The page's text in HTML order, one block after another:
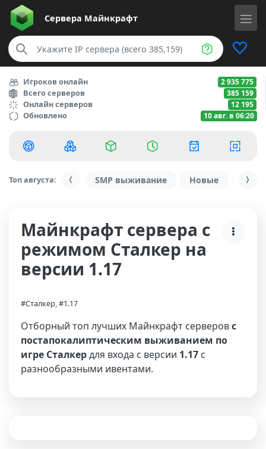
Сервера Майнкрафт
Игроков онлайн 2 935 775
Всего серверов 385 159
Онлайн серверов 12 195
Обновлено 10 авг. в 06:20
Топ августа: SMP выживание Новые С
Майнкрафт сервера с
режимом Сталкер на
версии 1.17
#Сталкер, #1.17
Отборный топ лучших Майнкрафт серверовс
постапокалиптическим выживанием по
игре Сталкердля входа с версии 1.17 с
разнообразными ивентами.